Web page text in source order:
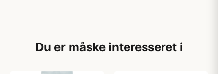
Du er måske interesseret i